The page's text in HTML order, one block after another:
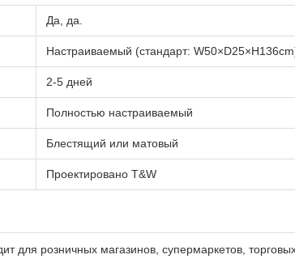
Да, да.
Настраиваемый (стандарт:
2-5 дней
Полностью настраиваемый
Блестящий или матовый
Проектировано T&W
для розничных магазинов, супермаркетов,